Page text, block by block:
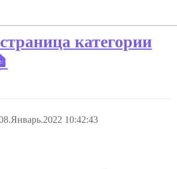
категории
10:42:43